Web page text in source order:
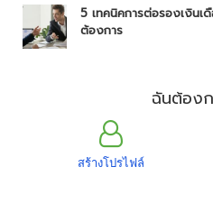
5 เทคนิคการต่อรองเงินเ
ต้องการ
ฉันต้องก
สร้างโปรไฟล์